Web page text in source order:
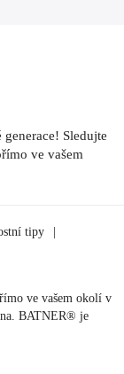
Sledujte
ve vašem
tipy
ve vašem okolí v
BATNER® je